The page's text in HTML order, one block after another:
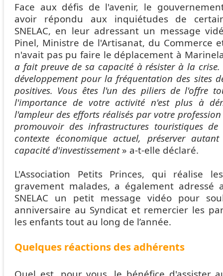
Face aux défis de l'avenir, le
avoir répondu aux inquiétudes de
SNELAC, en leur adressant un message
Pinel, Ministre de l'Artisanat, du Commerce
n'avait pas pu faire le déplacement à
a fait preuve de sa capacité à résister à la crise.
développement pour la fréquentation des sites
positives. Vous êtes l'un des piliers de l'offre
l'importance de votre activité n'est plus à
l'ampleur des efforts réalisés par votre
promouvoir des infrastructures touristiques
contexte économique actuel, préserver
capacité d'investissement» a-t-elle déclaré.
L'Association Petits Princes, qui réalise
gravement malades, a également adressé
SNELAC un petit message vidéo pour
anniversaire au Syndicat et remercier les
les enfants tout au long de l’année.
Quelques réactions des adhérents